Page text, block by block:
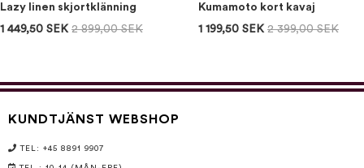
Lazy linen skjortklänning
1 449,50 SEK 2 899,00 SEK
Kumamoto kort kavaj
1 199,50 SEK 2 399,00 SEK
KUNDTJÄNST WEBSHOP
TEL: +45 8891 9907